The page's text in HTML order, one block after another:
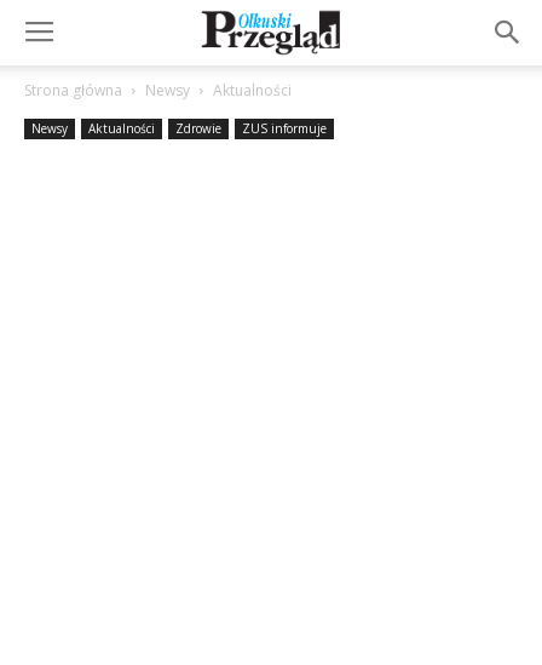
Strona główna Newsy Aktualności
Newsy Aktualności Zdrowie ZUS informuje